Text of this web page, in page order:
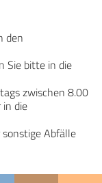
den
Sie bitte in die
zwischen 8.00
die
Abfälle